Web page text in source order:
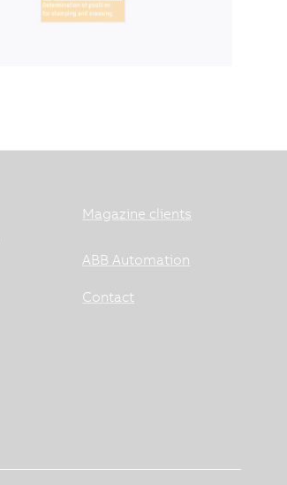
Magazine clients
ABB Automation
Contact